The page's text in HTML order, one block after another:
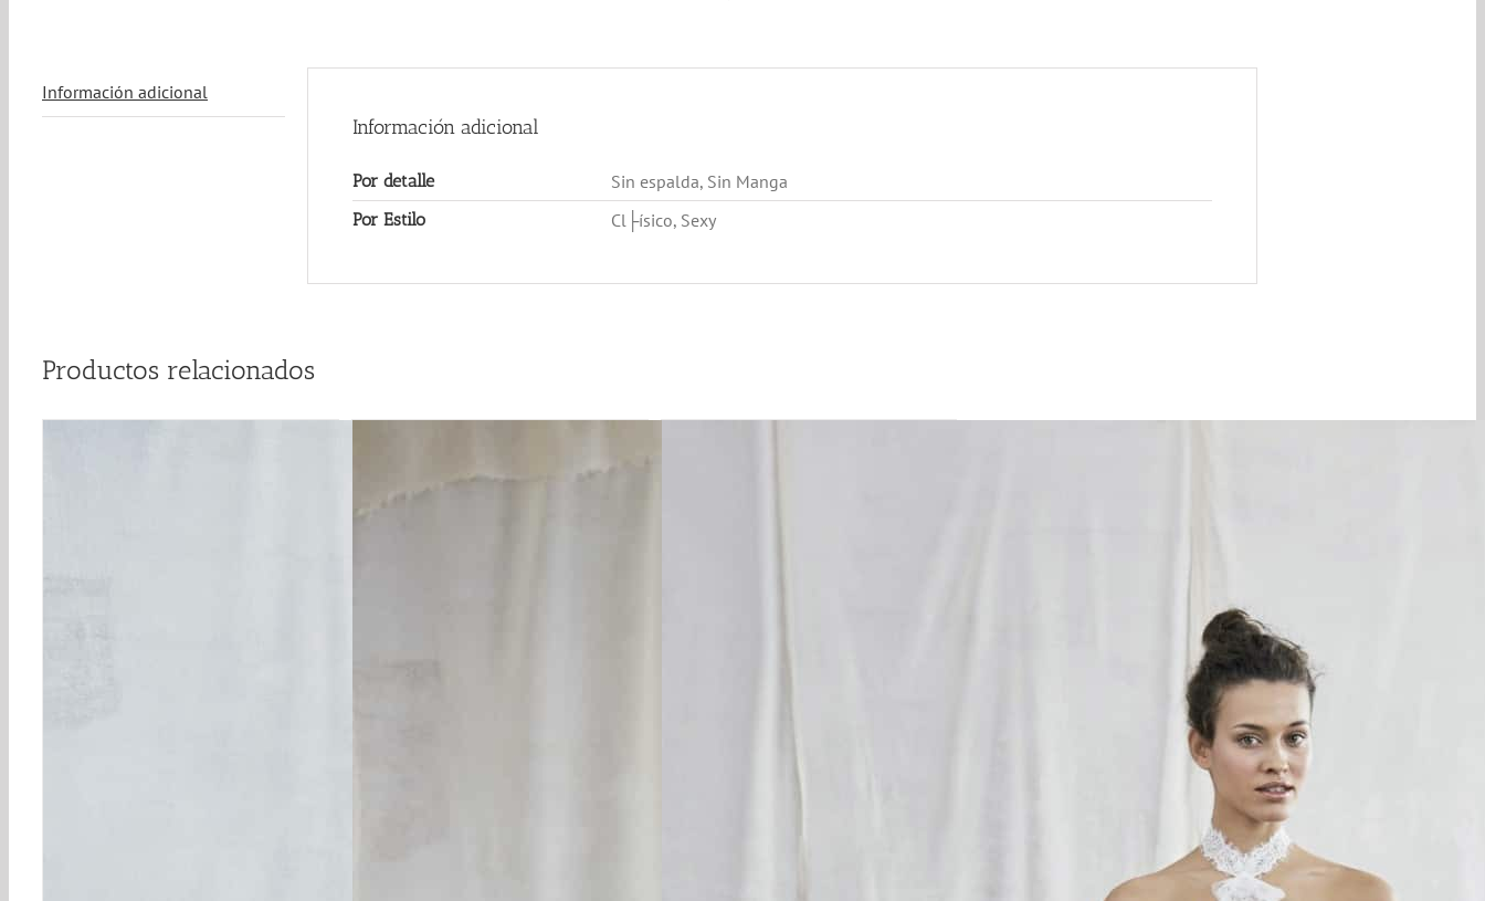
Información adicional
Información adicional
Por detalle Sin espalda, Sin Manga
Por Estilo Cl├ísico, Sexy
Productos relacionados